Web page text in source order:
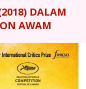
DALAM
AWAM